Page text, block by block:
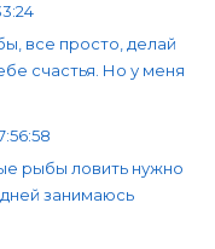
все просто, делай
счастья. Но у меня
рыбы ловить нужно
занимаюсь